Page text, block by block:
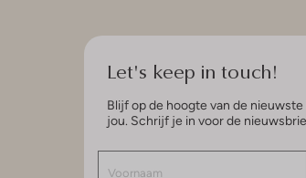
Let's keep in touch!
Blijf op de hoogte van de
jou. Schrijf je in voor de